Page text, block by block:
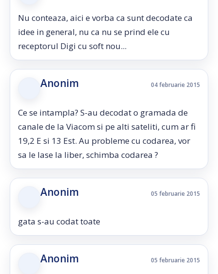
Nu conteaza, aici e vorba ca sunt decodate ca
idee in general, nu ca nu se prind ele cu
receptorul Digi cu soft nou...
Anonim 04 februarie 2015
Ce se intampla? S-au decodat o gramada de
canale de la Viacom si pe alti sateliti, cum ar fi
19,2 E si 13 Est. Au probleme cu codarea, vor
sa le lase la liber, schimba codarea ?
Anonim 05 februarie 2015
gata s-au codat toate
Anonim 05 februarie 2015